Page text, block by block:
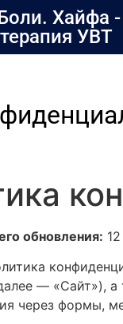
Хайфа
УВТ
обновления:
— «Сайт»), а
через формы,